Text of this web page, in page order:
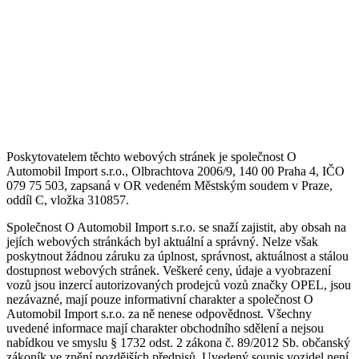
Poskytovatelem těchto webových stránek je společnost O
Automobil Import s.r.o., Olbrachtova 2006/9, 140 00 Praha 4, IČO
079 75 503, zapsaná v OR vedeném Městským soudem v Praze,
oddíl C, vložka 310857.
Společnost O Automobil Import s.r.o. se snaží zajistit, aby obsah na
jejích webových stránkách byl aktuální a správný. Nelze však
poskytnout žádnou záruku za úplnost, správnost, aktuálnost a stálou
dostupnost webových stránek. Veškeré ceny, údaje a vyobrazení
vozů jsou inzercí autorizovaných prodejců vozů značky OPEL, jsou
nezávazné, mají pouze informativní charakter a společnost O
Automobil Import s.r.o. za ně nenese odpovědnost. Všechny
uvedené informace mají charakter obchodního sdělení a nejsou
nabídkou ve smyslu § 1732 odst. 2 zákona č. 89/2012 Sb. občanský